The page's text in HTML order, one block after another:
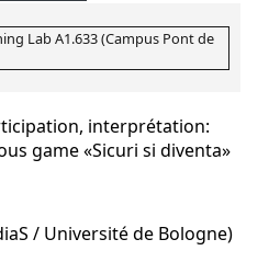
Lab A1.633 (Campus Pont de
interprétation:
game «Sicuri si diventa»
/ Université de Bologne)